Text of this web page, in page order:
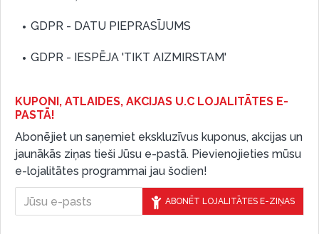
GDPR - DATU PIEPRASĪJUMS
GDPR - IESPĒJA 'TIKT AIZMIRSTAM'
KUPONI, ATLAIDES, AKCIJAS U.C LOJALITĀTES E-
PASTĀ!
Abonējiet un saņemiet ekskluzīvus kuponus, akcijas un
jaunākās ziņas tieši Jūsu e-pastā. Pievienojieties mūsu
e-lojalitātes programmai jau šodien!
ABONĒT LOJALITĀTES E-ZIŅAS